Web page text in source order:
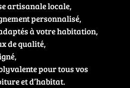
artisanale locale,
personnalisé,
à votre habitation,
de qualité,
pour tous vos
et d’habitat.